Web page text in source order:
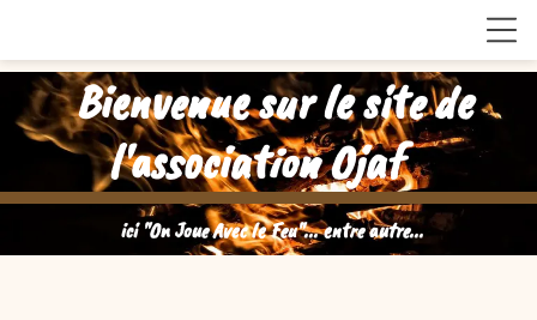
Bienvenue sur le site de
l'association Ojaf
ici "On Joue Avec le Feu"... entre autre...